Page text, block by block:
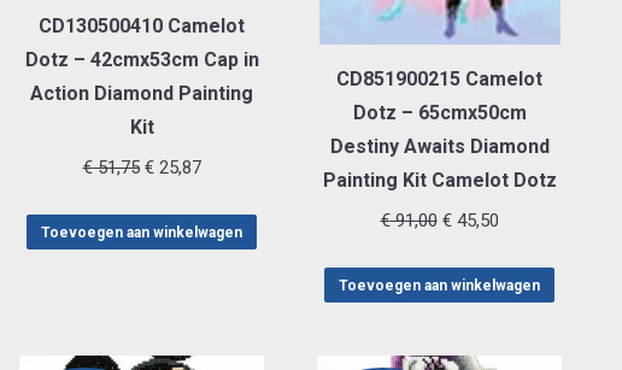
CD130500410 Camelot
Dotz – 42cmx53cm Cap in
Action Diamond Painting
Kit
€51,75 Oorspronkelijke
was:
€25,87Huidige
is:
Toevoegen aan winkelwagen
CD851900215 Camelot
Dotz – 65cmx50cm
Destiny Awaits Diamond
Painting Kit Camelot Dotz
€91,00 Oorspronkelijke
was:
€45,50Huidige
is:
Toevoegen aan winkelwagen